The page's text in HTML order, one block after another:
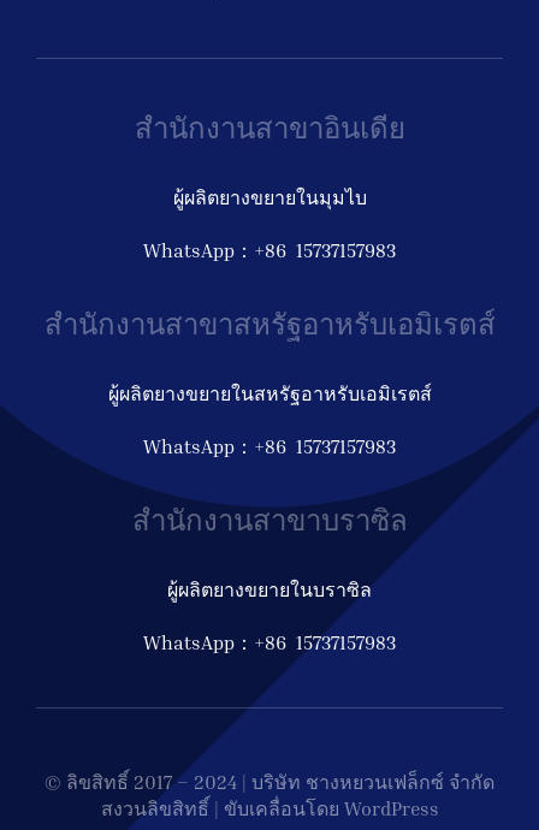
สำนักงานสาขาอินเดีย
ผู้ผลิตยางขยายในมุมไบ
WhatsApp：+86 15737157983
สำนักงานสาขาสหรัฐอาหรับเอมิเรตส์
ผู้ผลิตยางขยายในสหรัฐอาหรับเอมิเรตส์
WhatsApp：+86 15737157983
สำนักงานสาขาบราซิล
ผู้ผลิตยางขยายในบราซิล
WhatsApp：+86 15737157983
© ลิขสิทธิ์ 2017 – 2024 | บริษัท ชางหยวนเฟล็กซ์ จำกัด
สงวนลิขสิทธิ์ | ขับเคลื่อนโดย WordPress